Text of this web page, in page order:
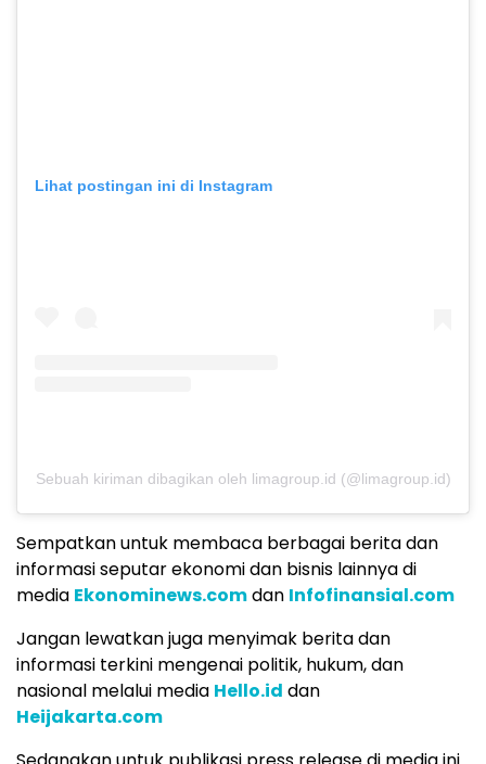
Lihat postingan ini di Instagram
Sebuah kiriman dibagikan oleh limagroup.id (@limagroup.id)
Sempatkan untuk membaca berbagai berita dan
informasi seputar ekonomi dan bisnis lainnya di
media Ekonominews.comdan Infofinansial.com
Jangan lewatkan juga menyimak berita dan
informasi terkini mengenai politik, hukum, dan
nasional melalui media Hello.id dan
Heijakarta.com